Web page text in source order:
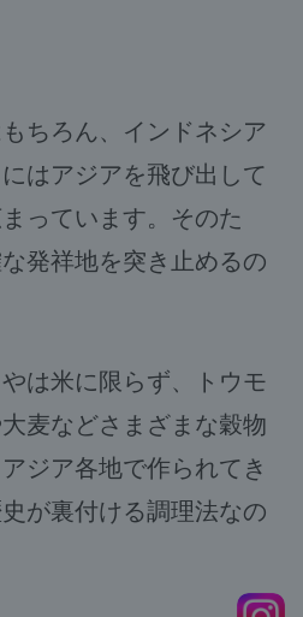
ちろん、インドネシア
はアジアを飛び出して
っています。そのた
発祥地を突き止めるの
は米に限らず、トウモ
麦などさまざまな穀物
ジア各地で作られてき
が裏付ける調理法なの